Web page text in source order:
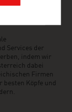
Distributoren
Services der
indem wir
dabei
Firmen
besten Köpfe und